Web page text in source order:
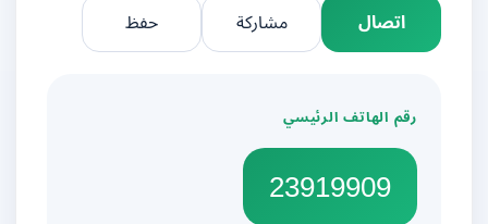
اتصال
مشاركة
رقم الهاتف الرئيسي
23919909